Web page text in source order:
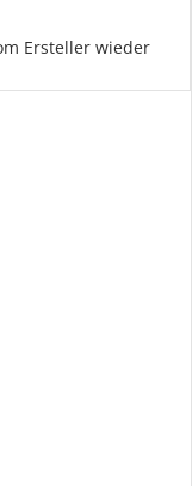
Ersteller wieder